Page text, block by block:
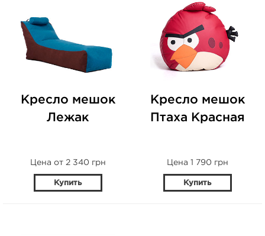
Кресло мешок
Лежак
Цена от 2 340 грн
Купить
Кресло мешок
Птаха Красная
Цена 1 790 грн
Купить